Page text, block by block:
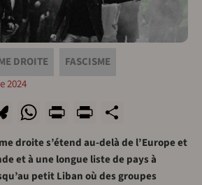
DROITE
FASCISME
2024
Bluesky
WhatsApp
Print
droite s’étend au-delà de l’Europe et
et à une longue liste de pays à
petit Liban où des groupes